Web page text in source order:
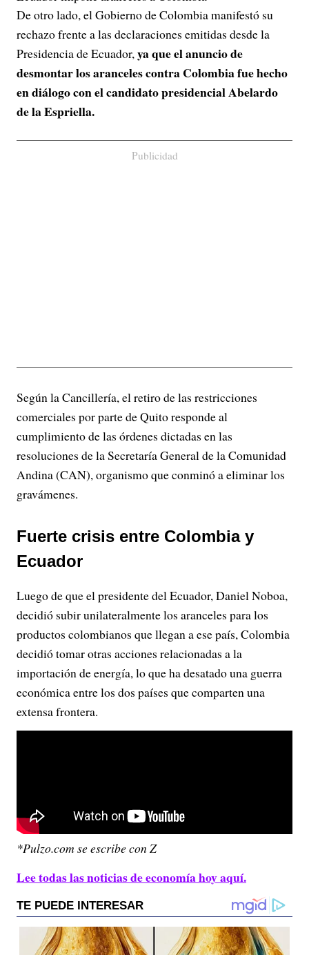
De otro lado, el Gobierno de Colombia manifestó su
rechazo frente a las declaraciones emitidas desde la
Presidencia de Ecuador,ya que el anuncio de
desmontar los aranceles contra Colombia fue hecho
en diálogo con el candidato presidencial Abelardo
de la Espriella.
Publicidad
Según la Cancillería, el retiro de las restricciones
comerciales por parte de Quito responde al
cumplimiento de las órdenes dictadas en las
resoluciones de la Secretaría General de la Comunidad
Andina (CAN), organismo que conminó a eliminar los
gravámenes.
Fuerte crisis entre Colombia y
Ecuador
Luego de que el presidente del Ecuador, Daniel Noboa,
decidió subir unilateralmente los aranceles para los
productos colombianos que llegan a ese país, Colombia
decidió tomar otras acciones relacionadas a la
importación de energía, lo que ha desatado una guerra
económica entre los dos países que comparten una
extensa frontera.
*Pulzo.com se escribe con Z
Lee todas las noticias de economía hoy aquí.